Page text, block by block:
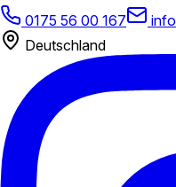
0175 56 00 167
Deutschland